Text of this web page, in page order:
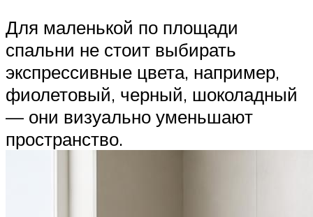
Для маленькой по площади
спальни не стоит выбирать
экспрессивные цвета, например,
фиолетовый, черный, шоколадный
— они визуально уменьшают
пространство.